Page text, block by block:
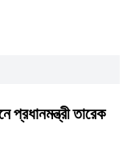
প্রধানমন্ত্রী তারেক